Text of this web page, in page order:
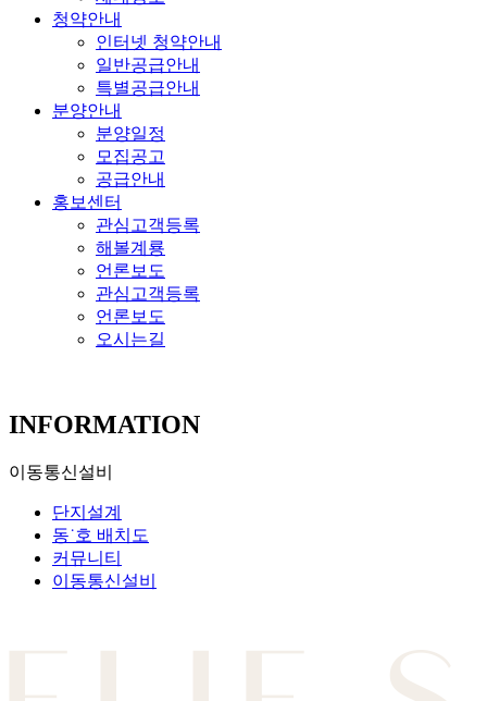
청약안내
인터넷 청약안내
일반공급안내
특별공급안내
분양안내
분양일정
모집공고
공급안내
홍보센터
관심고객등록
해볼계룡
언론보도
관심고객등록
언론보도
오시는길
INFORMATION
이동통신설비
단지설계
동˙호 배치도
커뮤니티
이동통신설비